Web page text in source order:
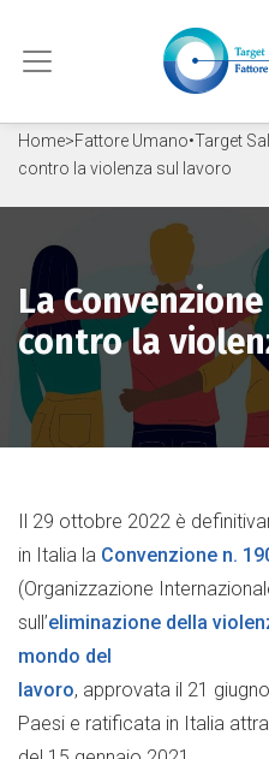
Home>Fattore Umano•Target
contro la violenza sul lavoro
La
contro la
Il 29 ottobre 2022 è
in Italia la Convenzione n.
(Organizzazione
sull’eliminazione della
mondo del
lavoro, approvata il 21
Paesi e ratificata in Italia